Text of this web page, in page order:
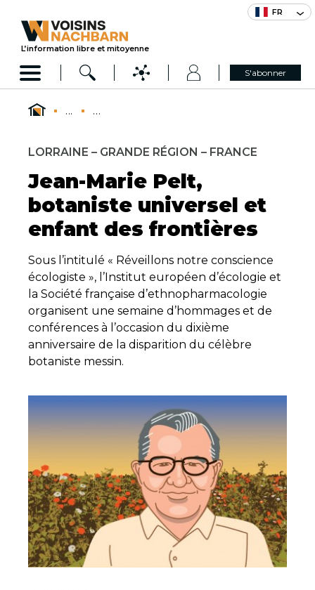
FR
L’information libre et mitoyenne
S'abonner
... ...
LORRAINE – GRANDE RÉGION – FRANCE
Jean-Marie Pelt,
botaniste universel et
enfant des frontières
Sous l’intitulé « Réveillons notre conscience
écologiste », l’Institut européen d’écologie et
la Société française d’ethnopharmacologie
organisent une semaine d’hommages et de
conférences à l’occasion du dixième
anniversaire de la disparition du célèbre
botaniste messin.